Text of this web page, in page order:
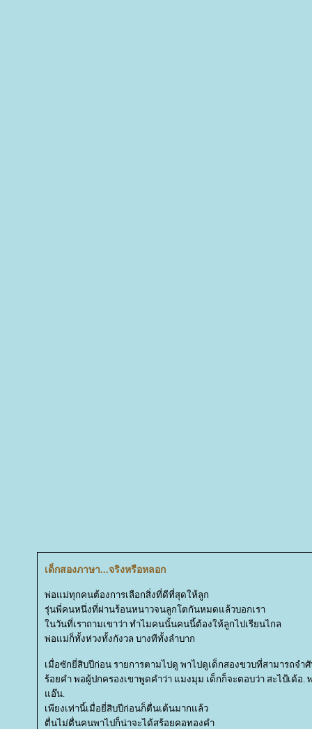
เด็กสองภาษา...จริงหรือหลอก
พ่อแม่ทุกคนต้องการเลือกสิ่งที่ดีที่สุดให้ลูก
รุ่นพี่คนหนึ่งที่ผ่านร้อนหนาวจนลูกโตกันหมดแล้วบอกเรา
นวันที่เราถามเขาว่า ทำไมคนนั้นคนนี้ต้องให้ลูกไปเรียนไกล
พ่อแม่ก็ทั้งห่วงทั้งกังวล บางทีทั้งลำบาก
เมื่อซักยี่สิบปีก่อน รายการตามไปดู พาไปดูเด็กสองขวบที่สามารถจำ
ร้อยคำ พอผู้ปกครองเขาพูดคำว่า แมงมุม เด็กก็จะตอบว่า สะไป้เด้อ.
อ๊น.
เพียงเท่านี้เมื่อยี่สิบปีก่อนก็ตื่นเต้นมากแล้ว
ตื่นไม่ตื่นคนพาไปก็น่าจะได้สร้อยคอทองคำ